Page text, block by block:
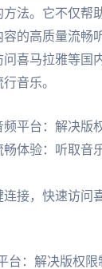
法。它不仅帮
的高质量流畅
喜马拉雅等国
音乐。
平台：解决版
体验：听取音
连接，快速访问
台：解决版权限